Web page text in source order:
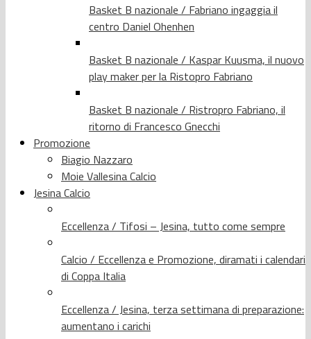
Basket B nazionale / Fabriano ingaggia il
centro Daniel Ohenhen
Basket B nazionale / Kaspar Kuusma, il nuovo
play maker per la Ristopro Fabriano
Basket B nazionale / Ristropro Fabriano, il
ritorno di Francesco Gnecchi
Promozione
Biagio Nazzaro
Moie Vallesina Calcio
Jesina Calcio
Eccellenza / Tifosi – Jesina, tutto come sempre
Calcio / Eccellenza e Promozione, diramati i calendari
di Coppa Italia
Eccellenza / Jesina, terza settimana di preparazione:
aumentano i carichi